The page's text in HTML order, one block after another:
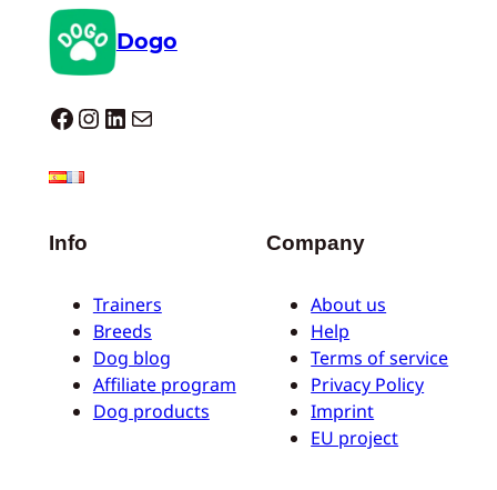
Dogo
Dogo facebook InstagramLinkedIn E-Mail
Info
Trainers
Breeds
Dog blog
Affiliate program
Dog products
Company
About us
Help
Terms of service
Privacy Policy
Imprint
EU project